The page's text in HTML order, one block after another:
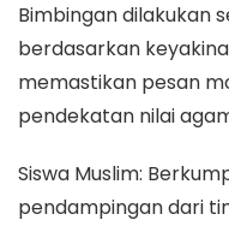
Bimbingan dilakukan
berdasarkan
memastikan pesan
pendekatan nilai
Siswa Muslim:
pendampingan dari